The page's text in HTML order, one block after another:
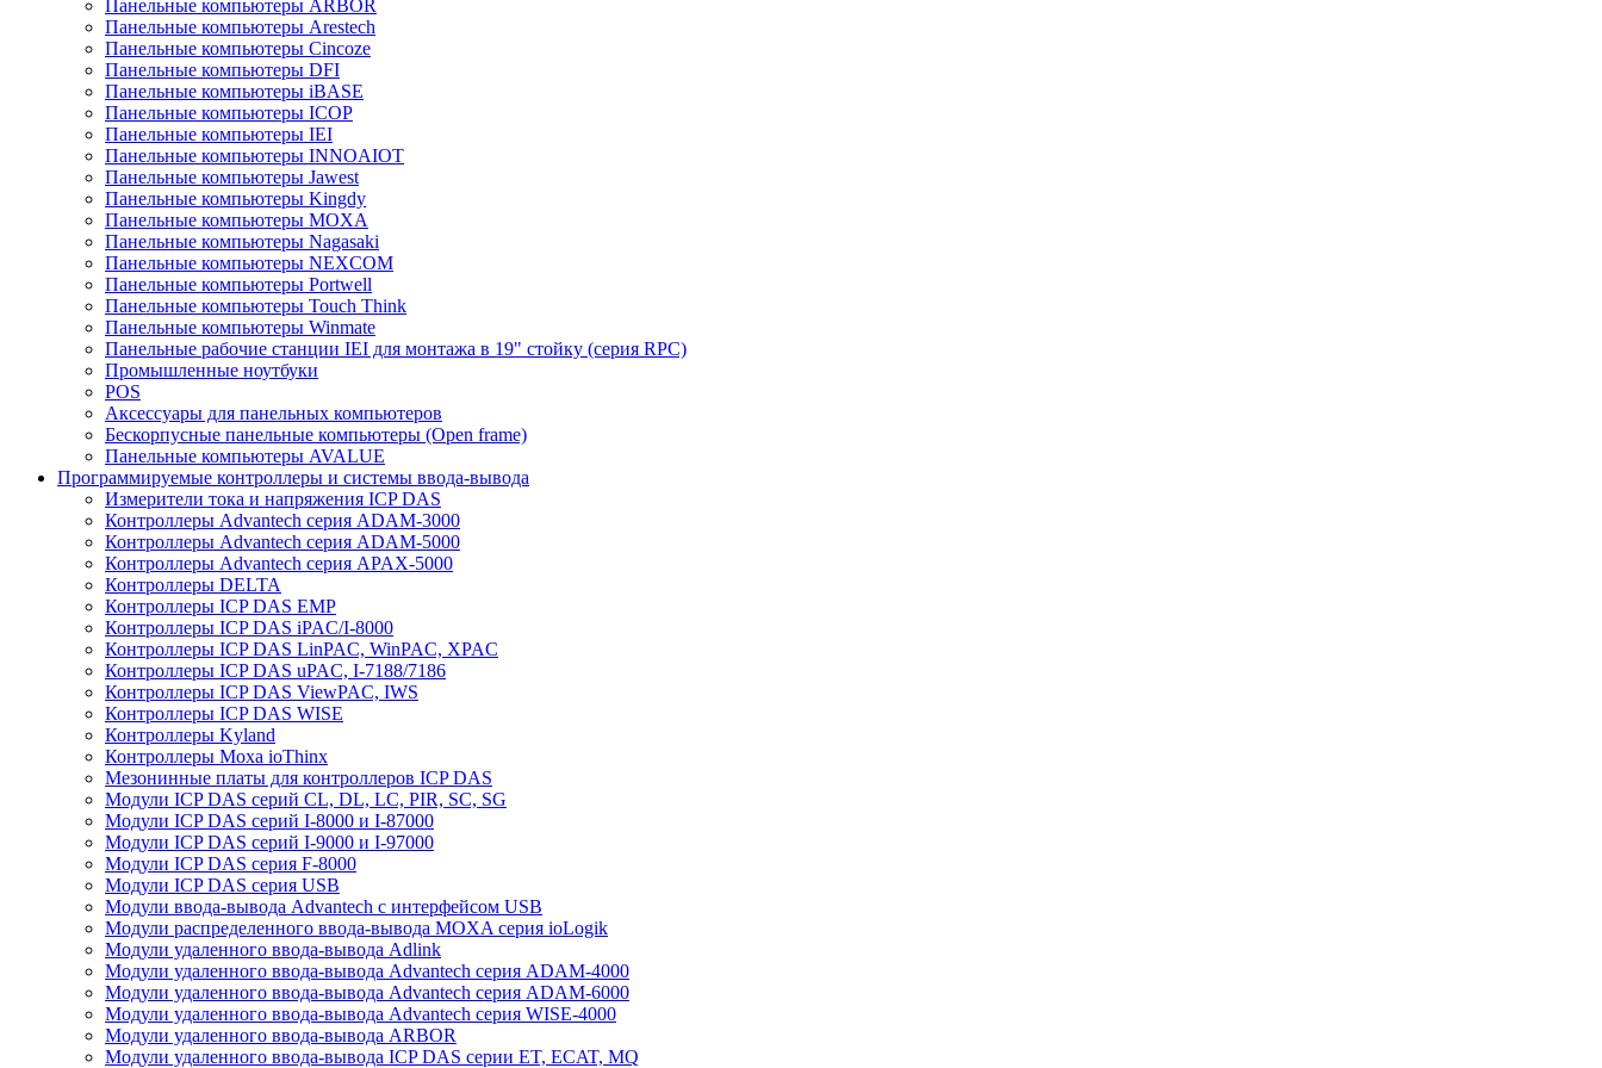
Панельные компьютеры ARBOR
Панельные компьютеры Arestech
Панельные компьютеры Cincoze
Панельные компьютеры DFI
Панельные компьютеры iBASE
Панельные компьютеры ICOP
Панельные компьютеры IEI
Панельные компьютеры INNOAIOT
Панельные компьютеры Jawest
Панельные компьютеры Kingdy
Панельные компьютеры MOXA
Панельные компьютеры Nagasaki
Панельные компьютеры NEXCOM
Панельные компьютеры Portwell
Панельные компьютеры Touch Think
Панельные компьютеры Winmate
Панельные рабочие станции IEI для монтажа в 19" стойку (серия RPC)
Промышленные ноутбуки
POS
Аксессуары для панельных компьютеров
Бескорпусные панельные компьютеры (Open frame)
Панельные компьютеры AVALUE
Программируемые контроллеры и системы ввода-вывода
Измерители тока и напряжения ICP DAS
Контроллеры Advantech серия ADAM-3000
Контроллеры Advantech серия ADAM-5000
Контроллеры Advantech серия APAX-5000
Контроллеры DELTA
Контроллеры ICP DAS EMP
Контроллеры ICP DAS iPAC/I-8000
Контроллеры ICP DAS LinPAC, WinPAC, XPAC
Контроллеры ICP DAS uPAC, I-7188/7186
Контроллеры ICP DAS ViewPAC, IWS
Контроллеры ICP DAS WISE
Контроллеры Kyland
Контроллеры Moxa ioThinx
Мезонинные платы для контроллеров ICP DAS
Модули ICP DAS серий CL, DL, LC, PIR, SC, SG
Модули ICP DAS серий I-8000 и I-87000
Модули ICP DAS серий I-9000 и I-97000
Модули ICP DAS серия F-8000
Модули ICP DAS серия USB
Модули ввода-вывода Advantech с интерфейсом USB
Модули распределенного ввода-вывода MOXA серия ioLogik
Модули удаленного ввода-вывода Adlink
Модули удаленного ввода-вывода Advantech серия ADAM-4000
Модули удаленного ввода-вывода Advantech серия ADAM-6000
Модули удаленного ввода-вывода Advantech серия WISE-4000
Модули удаленного ввода-вывода ARBOR
Модули удаленного ввода-вывода ICP DAS серии ET, ECAT, MQ